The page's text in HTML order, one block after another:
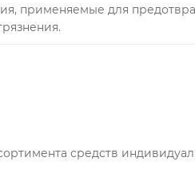
применяемые для
средств